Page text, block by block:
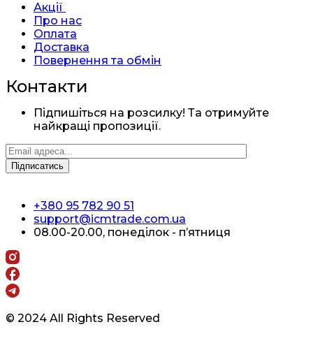
Акції
Про нас
Оплата
Доставка
Повернення та обмін
Контакти
Підпишіться на розсилку! Та отримуйте
найкращі пропозиції.
+380 95 782 90 51
support@icmtrade.com.ua
08.00-20.00, понеділок - п’ятниця
© 2024 All Rights Reserved